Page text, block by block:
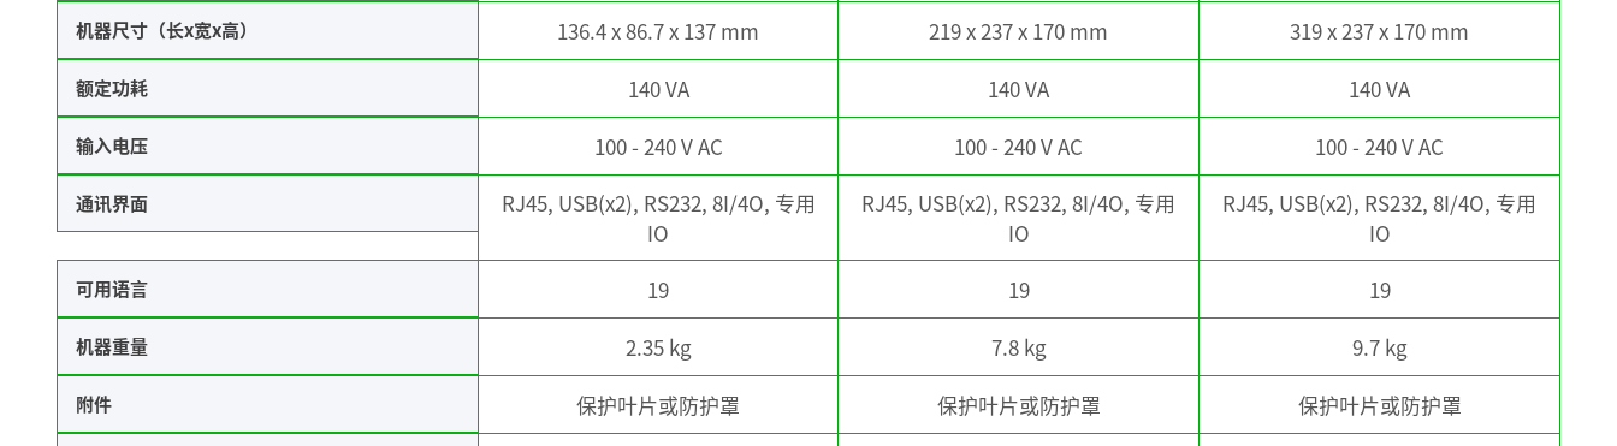
机器尺寸（长x宽x高） 136.4 x 86.7 x 137 mm 219 x 237 x 170 mm 319 x 237 x 170 mm
额定功耗 140 VA 140 VA 140 VA
输入电压 100 - 240 V AC 100 - 240 V AC 100 - 240 V AC
通讯界面
RJ45, USB(x2), RS232, 8I/4O, 专用
IO
RJ45, USB(x2), RS232, 8I/4O, 专用
IO
RJ45, USB(x2), RS232, 8I/4O, 专用
IO
可用语言 19 19 19
机器重量 2.35 kg 7.8 kg 9.7 kg
附件 保护叶片或防护罩 保护叶片或防护罩 保护叶片或防护罩